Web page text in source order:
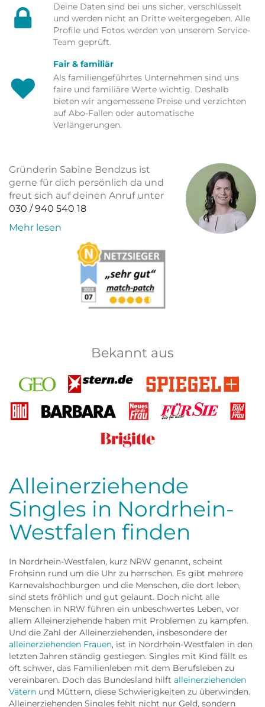
Deine Daten sind bei uns sicher, verschlüsselt
und werden nicht an Dritte weitergegeben. Alle
Profile und Fotos werden von unserem Service-
Team geprüft.
Fair & familiär
Als familiengeführtes Unternehmen sind uns
faire und familiäre Werte wichtig. Deshalb
bieten wir angemessene Preise und verzichten
auf Abo-Fallen oder automatische
Verlängerungen.
Gründerin Sabine Bendzus ist
gerne für dich persönlich da und
freut sich auf deinen Anruf unter
030 / 940 540 18
Mehr lesen
Bekannt aus
GEO Stern Spiegel+
Bild Barbara
Neues
für
die
Frau
Für Sie
Bild
der
Brigitte
Alleinerziehende
Singles in Nordrhein-
Westfalen finden
In Nordrhein-Westfalen, kurz NRW genannt, scheint
Frohsinn rund um die Uhr zu herrschen. Es gibt mehrere
Karnevalshochburgen und die Menschen, die dort leben,
sind stets fröhlich und gut gelaunt. Doch nicht alle
Menschen in NRW führen ein unbeschwertes Leben, vor
allem Alleinerziehende haben mit Problemen zu kämpfen.
Und die Zahl der Alleinerziehenden, insbesondere der
alleinerziehenden Frauen, ist in Nordrhein-Westfalen in den
letzten Jahren ständig gestiegen. Singles mit Kind fällt es
oft schwer, das Familienleben mit dem Berufsleben zu
vereinbaren. Doch das Bundesland hilft alleinerziehenden
Vätern und Müttern, diese Schwierigkeiten zu überwinden.
Alleinerziehenden Singles fehlt nicht nur Geld, sondern